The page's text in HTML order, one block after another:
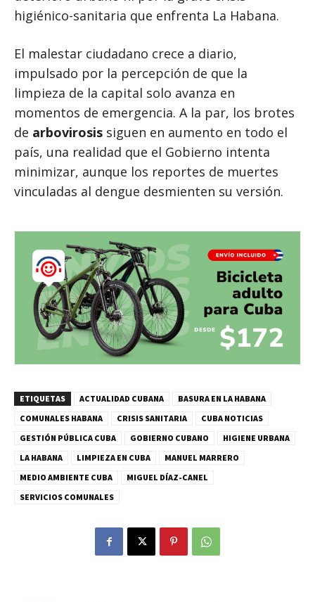
higiénico-sanitaria que enfrenta La Habana.
El malestar ciudadano crece a diario,
impulsado por la percepción de que la
limpieza de la capital solo avanza en
momentos de emergencia. A la par, los brotes
de arbovirosis siguen en aumento en todo el
país, una realidad que el Gobierno intenta
minimizar, aunque los reportes de muertes
vinculadas al dengue desmienten su versión.
ETIQUETAS ACTUALIDAD CUBANA
BASURA EN LA HABANA
COMUNALES HABANA
CRISIS SANITARIA
CUBA NOTICIAS
GESTIÓN PÚBLICA CUBA
GOBIERNO CUBANO
HIGIENE URBANA
LA HABANA
LIMPIEZA EN CUBA
MANUEL MARRERO
MEDIO AMBIENTE CUBA
MIGUEL DÍAZ-CANEL
SERVICIOS COMUNALES